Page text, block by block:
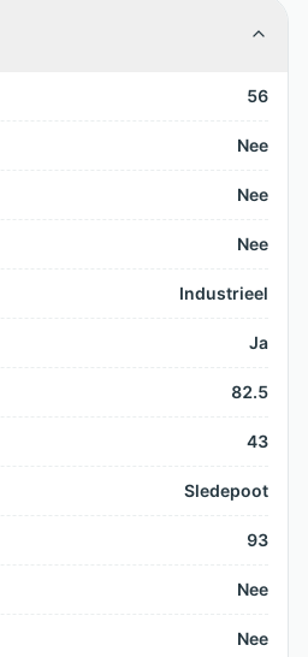
56
Nee
Nee
Nee
Industrieel
Ja
82.5
43
Sledepoot
93
Nee
Nee